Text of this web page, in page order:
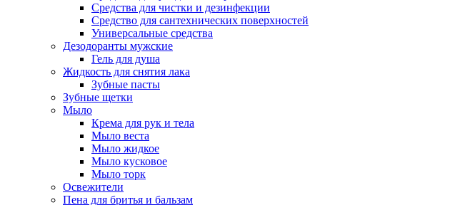
Средства для чистки и дезинфекции
Средство для сантехнических поверхностей
Универсальные средства
Дезодоранты мужские
Гель для душа
Жидкость для снятия лака
Зубные пасты
Зубные щетки
Мыло
Крема для рук и тела
Мыло веста
Мыло жидкое
Мыло кусковое
Мыло торк
Освежители
Пена для бритья и бальзам